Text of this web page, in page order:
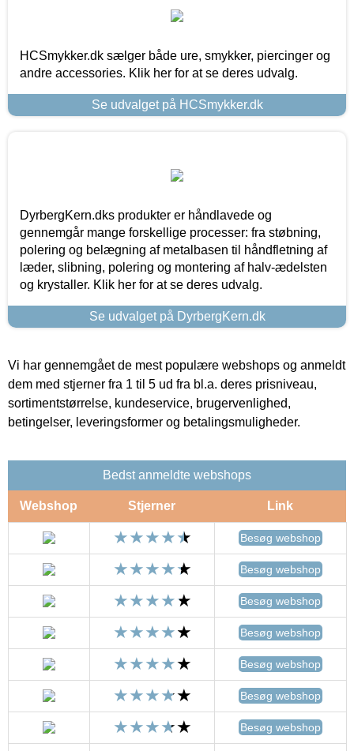
HCSmykker.dk sælger både ure, smykker, piercinger og
andre accessories. Klik her for at se deres udvalg.
Se udvalget på HCSmykker.dk
DyrbergKern.dks produkter er håndlavede og
gennemgår mange forskellige processer: fra støbning,
polering og belægning af metalbasen til håndfletning af
læder, slibning, polering og montering af halv-ædelsten
og krystaller. Klik her for at se deres udvalg.
Se udvalget på DyrbergKern.dk
Vi har gennemgået de mest populære webshops og anmeldt
dem med stjerner fra 1 til 5 ud fra bl.a. deres prisniveau,
sortimentstørrelse, kundeservice, brugervenlighed,
betingelser, leveringsformer og betalingsmuligheder.
Bedst anmeldte webshops
Webshop Stjerner Link
Besøg webshop
Besøg webshop
Besøg webshop
Besøg webshop
Besøg webshop
Besøg webshop
Besøg webshop